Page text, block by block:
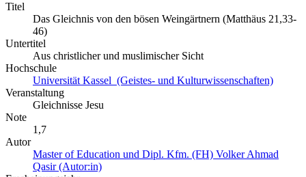
Titel
Das Gleichnis von den bösen Weingärtnern (Matthäus 21,33-
46)
Untertitel
Aus christlicher und muslimischer Sicht
Hochschule
Universität Kassel (Geistes- und Kulturwissenschaften)
Veranstaltung
Gleichnisse Jesu
Note
1,7
Autor
Master of Education und Dipl. Kfm. (FH) Volker Ahmad
Qasir (Autor:in)